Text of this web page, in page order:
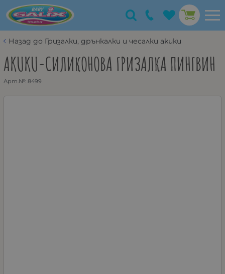
Назад до Гризалки, дрънкалки и чесалки akuku
AKUKU-СИЛИКОНОВА ГРИЗАЛКА ПИНГВИН
Арт.№: 8499